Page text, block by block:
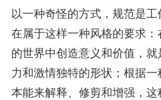
以一种奇怪的方式，规范是
在属于这样一种风格的要求
的世界中创造意义和价值，
力和激情独特的形状；根据
本能来解释、修剪和增强，